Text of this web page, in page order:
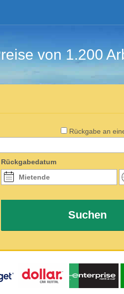
von 1.200
Rückgabe an
Rückgabedatum
Suchen